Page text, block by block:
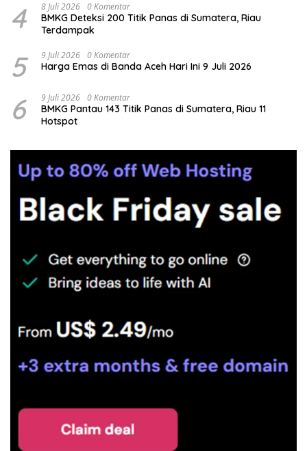
4 8 Juli 2026 0 Komentar
BMKG Deteksi 200 Titik Panas di Sumatera, Riau
Terdampak
5 9 Juli 2026 0 Komentar
Harga Emas di Banda Aceh Hari Ini 9 Juli 2026
6 9 Juli 2026 0 Komentar
BMKG Pantau 143 Titik Panas di Sumatera, Riau 11
Hotspot